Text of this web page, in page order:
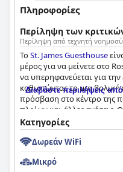
Πληροφορίες
Περίληψη των
Περίληψη από τεχνητή
ΤοSt. James Guesthouse
μέρος για να μείνετε στο
να υπερηφανεύεται για την
καθιστώντας το μια
πρόσβαση στο κέντρο της
πλοίων και άλλες ανέσεις.
την ευκολία του να
παντοπωλεία, εστιατόρια,
αξιοθέατα από το
βρίσκεται σε έναν ήσυχο
Διαβάστε περιλήψεις από
Κατηγορίες
Δωρεάν WiFi
Μικρό